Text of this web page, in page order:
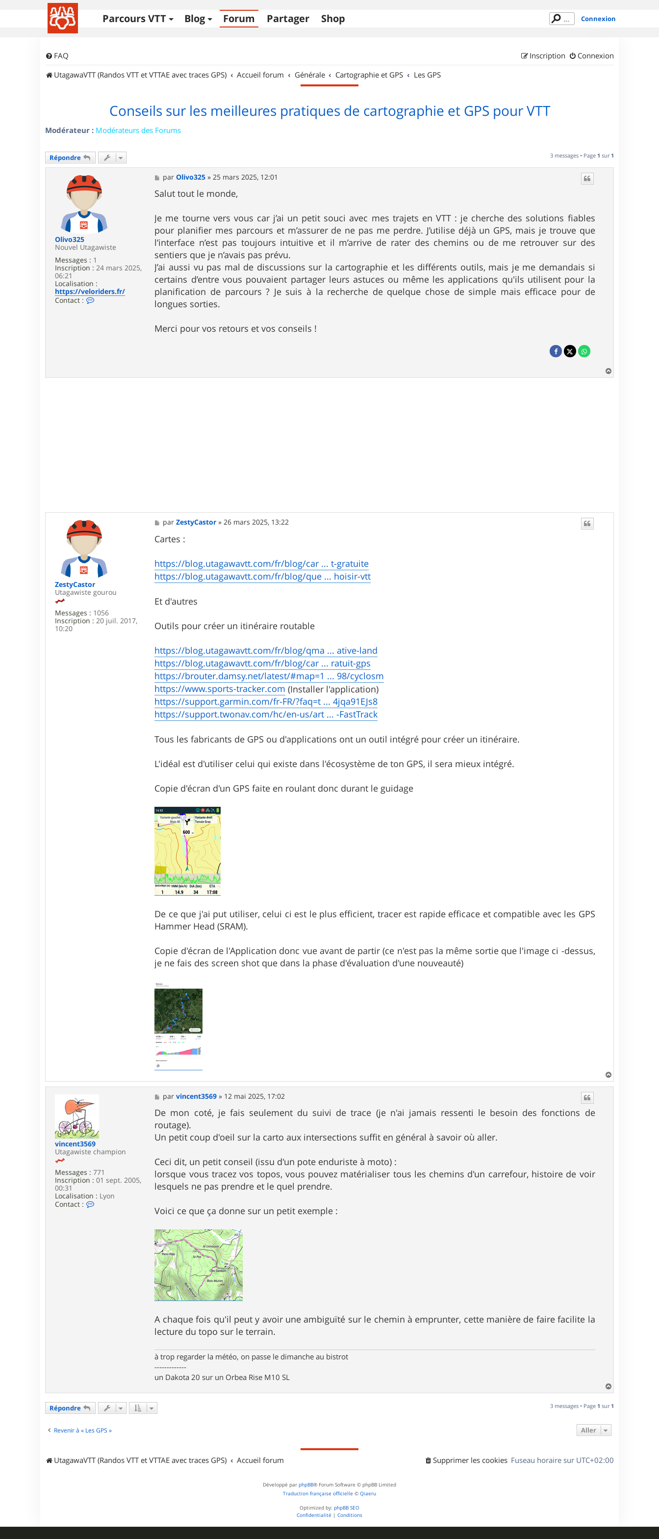
Parcours VTT Blog Forum Partager Shop Connexion
FAQ Connexion
Inscription
UtagawaVTT (Randos VTT et VTTAE avec traces GPS)
Accueil forum Générale Cartographie et GPS Les GPS
Conseils sur les meilleures pratiques de cartographie et GPS pour VTT
Modérateur : Modérateurs des Forums
Répondre 3 messages • Page 1 sur 1
Olivo325
Nouvel Utagawiste
Messages : 1
Inscription : 24 mars 2025,
06:21
Localisation :
https://veloriders.fr/
Contact :
C
l
M
e
s
s
g
e
parOlivo325 »25 mars 2025, 12:01
Salut tout le monde,
Je me tourne vers vous car j’ai un petit souci avec mes trajets en VTT : je cherche des solutions fiables
pour planifier mes parcours et m’assurer de ne pas me perdre. J’utilise déjà un GPS, mais je trouve que
l’interface n’est pas toujours intuitive et il m’arrive de rater des chemins ou de me retrouver sur des
sentiers que je n’avais pas prévu.
J’ai aussi vu pas mal de discussions sur la cartographie et les différents outils, mais je me demandais si
certains d’entre vous pouvaient partager leurs astuces ou même les applications qu'ils utilisent pour la
planification de parcours ? Je suis à la recherche de quelque chose de simple mais efficace pour de
longues sorties.
Merci pour vos retours et vos conseils !
a
ZestyCastor
Utagawiste gourou
Messages : 1056
Inscription : 20 juil. 2017,
10:20
M
e
s
s
g
e
parZestyCastor »26 mars 2025, 13:22
Cartes :
https://blog.utagawavtt.com/fr/blog/car ... t-gratuite
https://blog.utagawavtt.com/fr/blog/que ... hoisir-vtt
Et d'autres
Outils pour créer un itinéraire routable
https://blog.utagawavtt.com/fr/blog/qma ... ative-land
https://blog.utagawavtt.com/fr/blog/car ... ratuit-gps
https://brouter.damsy.net/latest/#map=1 ... 98/cyclosm
https://www.sports-tracker.com (Installer l'application)
https://support.garmin.com/fr-FR/?faq=t ... 4jqa91EJs8
https://support.twonav.com/hc/en-us/art ... -FastTrack
Tous les fabricants de GPS ou d'applications ont un outil intégré pour créer un itinéraire.
L'idéal est d'utiliser celui qui existe dans l'écosystème de ton GPS, il sera mieux intégré.
Copie d'écran d'un GPS faite en roulant donc durant le guidage
De ce que j'ai put utiliser, celui ci est le plus efficient, tracer est rapide efficace et compatible avec les GPS
Hammer Head (SRAM).
Copie d'écran de l'Application donc vue avant de partir (ce n'est pas la même sortie que l'image ci -dessus,
je ne fais des screen shot que dans la phase d'évaluation d'une nouveauté)
a
vincent3569
Utagawiste champion
Messages : 771
Inscription : 01 sept. 2005,
00:31
Localisation : Lyon
Contact :
M
e
s
s
a
g
e
parvincent3569 » 12 mai 2025, 17:02
De mon coté, je fais seulement du suivi de trace (je n'ai jamais ressenti le besoin des fonctions de
routage).
Un petit coup d'oeil sur la carto aux intersections suffit en général à savoir où aller.
Ceci dit, un petit conseil (issu d'un pote enduriste à moto) :
lorsque vous tracez vos topos, vous pouvez matérialiser tous les chemins d'un carrefour, histoire de voir
lesquels ne pas prendre et le quel prendre.
Voici ce que ça donne sur un petit exemple :
A chaque fois qu'il peut y avoir une ambiguïté sur le chemin à emprunter, cette manière de faire facilite la
lecture du topo sur le terrain.
à trop regarder la météo, on passe le dimanche au bistrot
-------------
un Dakota 20 sur un Orbea Rise M10 SL
a
t
Répondre 3 messages • Page 1 sur 1
Revenir à « Les GPS » Aller
UtagawaVTT (Randos VTT et VTTAE avec traces GPS) Accueil forum Fuseau horaire sur UTC+02:00
Supprimer les cookies
Développé par phpBB® Forum Software © phpBB Limited
Traduction française officielle © Qiaeru
Optimized by: phpBB SEO
Confidentialité | Conditions